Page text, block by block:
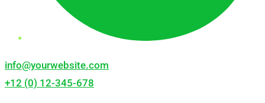
info@yourwebsite.com
+12 (0) 12-345-678